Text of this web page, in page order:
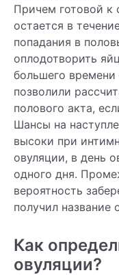
Причем готовой к
остается в
попадания в
оплодотворить
большего
позволили
полового акта,
Шансы на
высоки при
овуляции, в день
одного дня.
вероятность
получил название
Как
овуляции?